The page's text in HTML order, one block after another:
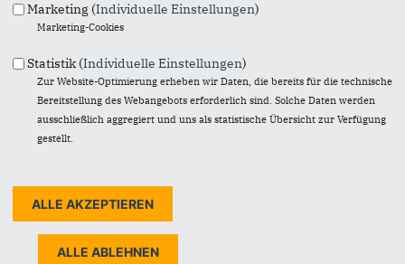
Geburtsdatum
Beruf
Diplom-Physiker
Politische Schwerpunkte
Mitglied im Ausschuss für Gleichstellung
Mitglied im Ausschuss für öffentliche Einrichtungen
Mitglied im Ausschuss für Umweltschutz
Marketing (Individuelle Einstellungen)
Marketing-Cookies
Statistik (Individuelle Einstellungen)
Zur Website-Optimierung erheben wir Daten, die bereits für die technische
Bereitstellung des Webangebots erforderlich sind. Solche Daten werden
ausschließlich aggregiert und uns als statistische Übersicht zur Verfügung
gestellt.